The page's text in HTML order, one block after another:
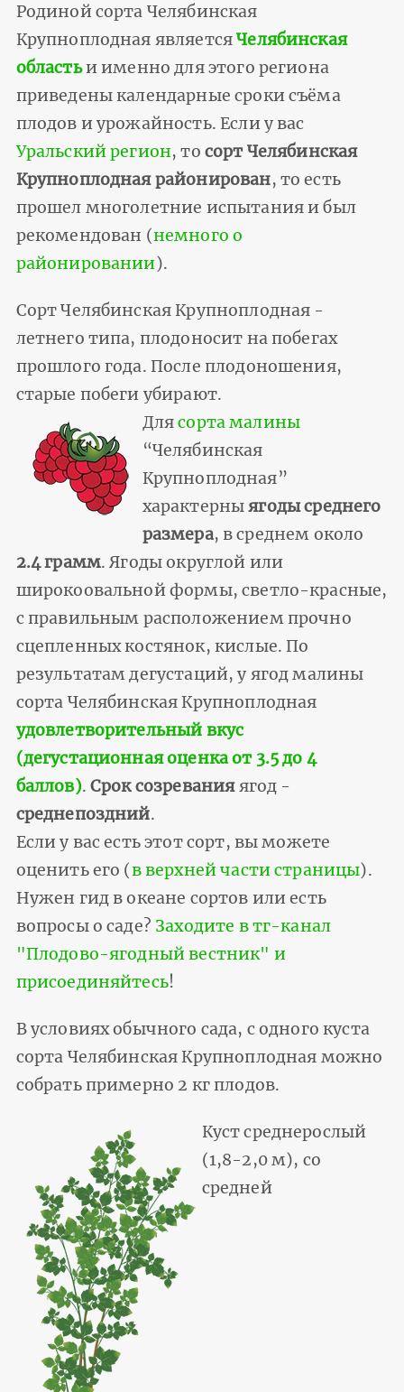
Родиной сорта Челябинская
Крупноплодная являетсяЧелябинская
областьи именно для этого региона
приведены календарные сроки съёма
плодов и урожайность. Если у вас
Уральский регион, то сорт Челябинская
Крупноплодная районирован, то есть
прошел многолетние испытания и был
рекомендован (немного о
районировании).
Сорт Челябинская Крупноплодная -
летнего типа, плодоносит на побегах
прошлого года. После плодоношения,
старые побеги убирают.
Длясорта малины
“Челябинская
Крупноплодная”
характерныягоды среднего
размера, в среднем около
2.4 грамм. Ягоды округлой или
широкоовальной формы, светло-красные,
с правильным расположением прочно
сцепленных костянок, кислые. По
результатам дегустаций, у ягод малины
сорта Челябинская Крупноплодная
удовлетворительный вкус
(дегустационная оценка от 3.5 до 4
баллов).Срок созреванияягод -
среднепоздний.
Если у вас есть этот сорт, вы можете
оценить его (в верхней части страницы).
Нужен гид в океане сортов или есть
вопросы о саде? Заходите в тг-канал
"Плодово-ягодный вестник" и
присоединяйтесь!
В условиях обычного сада, с одного куста
сорта Челябинская Крупноплодная можно
собрать примерно 2 кг плодов.
Куст среднерослый
(1,8-2,0 м), со
средней